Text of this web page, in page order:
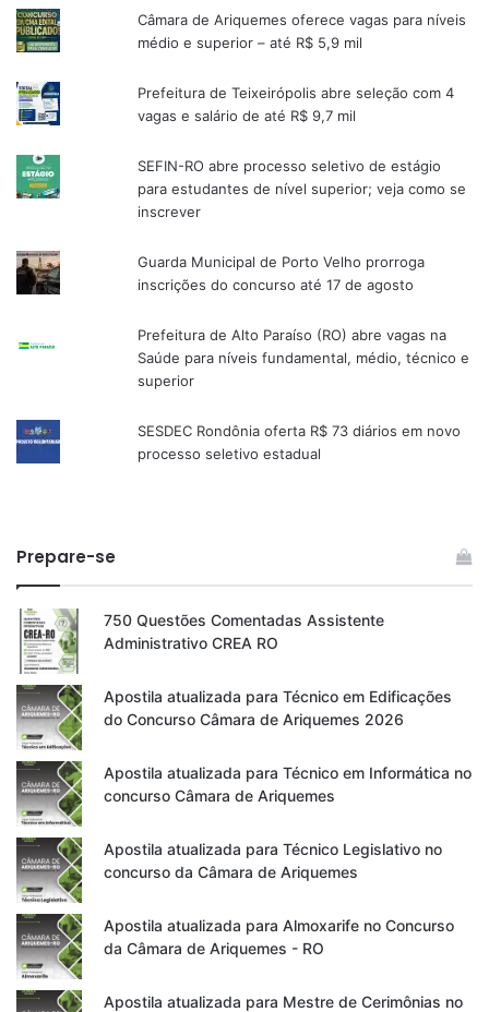
Câmara de Ariquemes oferece vagas para níveis
médio e superior – até R$ 5,9 mil
Prefeitura de Teixeirópolis abre seleção com 4
vagas e salário de até R$ 9,7 mil
SEFIN-RO abre processo seletivo de estágio
para estudantes de nível superior; veja como se
inscrever
Guarda Municipal de Porto Velho prorroga
inscrições do concurso até 17 de agosto
Prefeitura de Alto Paraíso (RO) abre vagas na
Saúde para níveis fundamental, médio, técnico e
superior
SESDEC Rondônia oferta R$ 73 diários em novo
processo seletivo estadual
Prepare-se
750 Questões Comentadas Assistente
Administrativo CREA RO
Apostila atualizada para Técnico em Edificações
do Concurso Câmara de Ariquemes 2026
Apostila atualizada para Técnico em Informática no
concurso Câmara de Ariquemes
Apostila atualizada para Técnico Legislativo no
concurso da Câmara de Ariquemes
Apostila atualizada para Almoxarife no Concurso
da Câmara de Ariquemes - RO
Apostila atualizada para Mestre de Cerimônias no